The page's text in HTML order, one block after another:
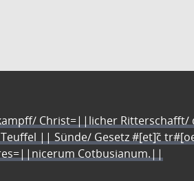
Christ=||licher
|| Sünde/ Gesetz #[et]c̃
Cotbusianum.||